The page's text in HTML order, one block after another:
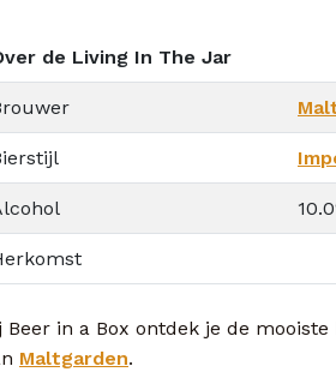
de Living In The Jar
Beer in a Box ontdek je de
Maltgarden.